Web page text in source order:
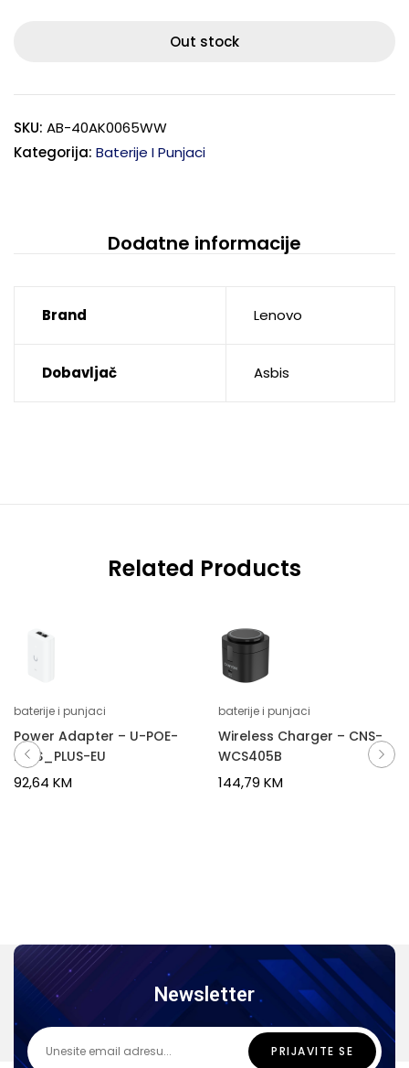
Out stock
SKU: AB-40AK0065WW
Kategorija: Baterije I Punjaci
Dodatne informacije
Brand Lenovo
Dobavljač Asbis
Related Products
baterije i punjaci
Power Adapter – U-POE-
PLUS_PLUS-EU
92,64 KM
baterije i punjaci
Wireless Charger – CNS-
WCS405B
144,79 KM
Newsletter